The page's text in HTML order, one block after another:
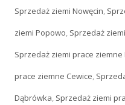
Sprzedaż ziemi Nowęcin,
ziemi Popowo, Sprzedaż
Sprzedaż ziemi prace
prace ziemne Cewice,
Dąbrówka, Sprzedaż ziemi